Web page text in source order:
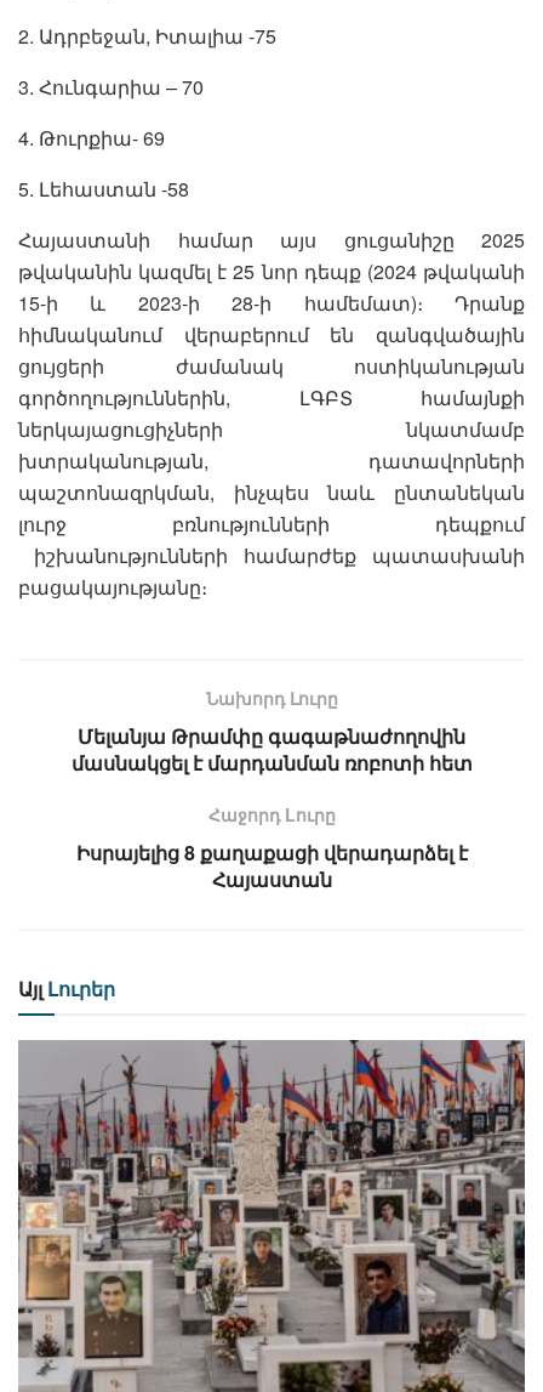
2. Ադրբեջան, Իտալիա -75
3. Հունգարիա – 70
4. Թուրքիա- 69
5. Լեհաստան -58
Հայաստանի համար այս ցուցանիշը 2025
թվականին կազմել է 25 նոր դեպք (2024 թվականի
15-ի և 2023-ի 28-ի համեմատ)։ Դրանք
հիմնականում վերաբերում են զանգվածային
ցույցերի ժամանակ ոստիկանության
գործողություններին, ԼԳԲՏ համայնքի
ներկայացուցիչների նկատմամբ
խտրականության, դատավորների
պաշտոնազրկման, ինչպես նաև ընտանեկան
լուրջ բռնությունների դեպքում
իշխանությունների համարժեք պատասխանի
բացակայությանը։
Նախորդ Լուրը
Մելանյա Թրամփը գագաթնաժողովին
մասնակցել է մարդանման ռոբոտի հետ
Հաջորդ Lուրը
Իսրայելից 8 քաղաքացի վերադարձել է
Հայաստան
Այլ Լուրեր